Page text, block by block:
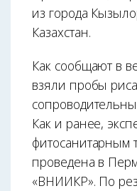
из города
Казахстан.
Как сообщают в
взяли пробы
Как и ранее,
фитосанитарным
проведена в
«ВНИИКР». По